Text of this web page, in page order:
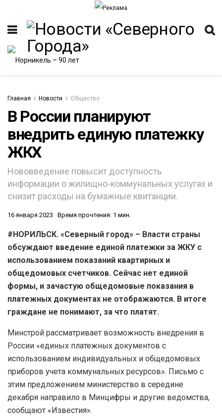
Главная Новости Общество
В России планируют
внедрить единую платежку
ЖКХ
Нововведение повысит доступность
информации о жилищно-коммунальных услугах и
снизит расходы на бумажные квитанции.
16 января 2023 Время прочтения: 1 мин.
#НОРИЛЬСК. «Северный город» – Власти страны
обсуждают введение единой платежки за ЖКУ с
использованием показаний квартирных и
общедомовых счетчиков. Сейчас нет единой
формы, и зачастую общедомовые показания в
платежных документах не отображаются. В итоге
граждане не понимают, за что платят.
Минстрой рассматривает возможность внедрения в
России «единых платежных документов с
использованием индивидуальных и общедомовых
приборов учета коммунальных ресурсов». Письмо с
этим предложением министерство в середине
декабря направило в Минцифры и другие ведомства,
сообщают «Известия».